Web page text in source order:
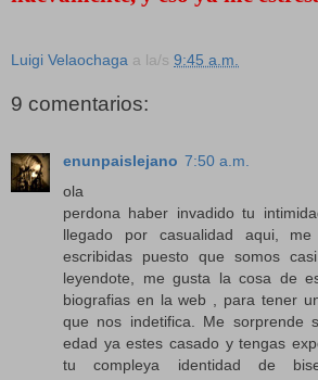
Luigi Velaochaga a la/s 9:45 a.m.
9 comentarios:
enunpaislejano 7:50 a.m.
ola
perdona haber invadido tu
llegado por casualidad aqui,
escribidas puesto que somos
leyendote, me gusta la cosa de
biografias en la web , para tener
que nos indetifica. Me sorprende
edad ya estes casado y tengas
tu compleya identidad de